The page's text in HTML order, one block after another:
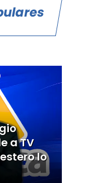
a TV
lo